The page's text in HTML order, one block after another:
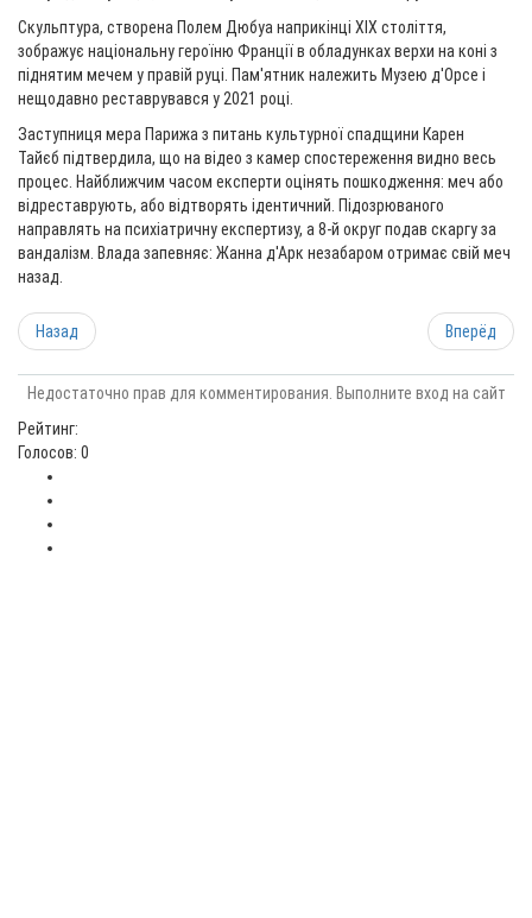
Скульптура, створена Полем Дюбуа наприкінці XIX століття,
зображує національну героїню Франції в обладунках верхи на коні з
піднятим мечем у правій руці. Пам'ятник належить Музею д'Орсе і
нещодавно реставрувався у 2021 році.
Заступниця мера Парижа з питань культурної спадщини Карен
Тайєб підтвердила, що на відео з камер спостереження видно весь
процес. Найближчим часом експерти оцінять пошкодження: меч або
відреставрують, або відтворять ідентичний. Підозрюваного
направлять на психіатричну експертизу, а 8-й округ подав скаргу за
вандалізм. Влада запевняє: Жанна д'Арк незабаром отримає свій меч
назад.
Назад Вперёд
Недостаточно прав для комментирования. Выполните вход на сайт
Рейтинг:
Голосов: 0